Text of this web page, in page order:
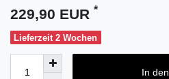
229,90 EUR *
Lieferzeit 2 Wochen
In